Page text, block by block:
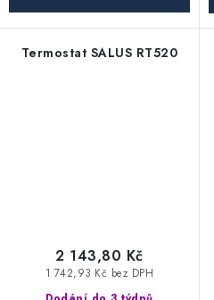
Termostat SALUS RT520
1 742,93 Kč bez DPH
2 143,80 Kč